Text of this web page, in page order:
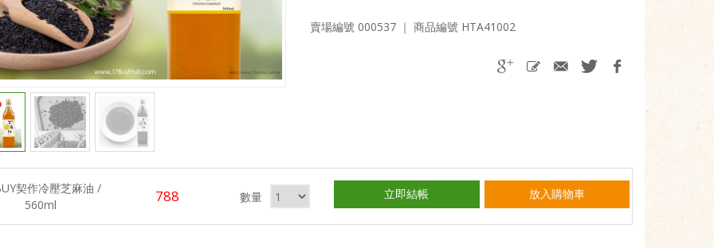
賣場編號 000537 ｜ 商品編號 HTA41002
契作冷壓芝麻油 /
560ml
788 數量 立即結帳 放入購物車